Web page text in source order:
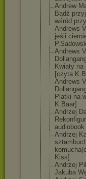
Andrew
Bądź
wśród
Andrews
jeśli
Andrews
Kwiaty na
[czyta
Andrews
Platki na
K.Baar]
Andrzej
audiobook
Andrzej
Kiss]
Andrzej
Jakuba